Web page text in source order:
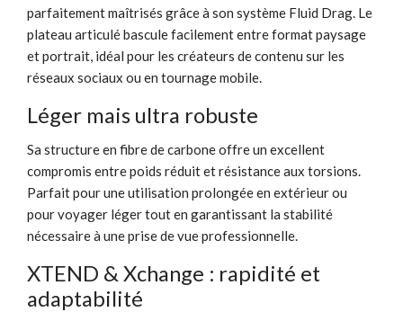
parfaitement maîtrisés grâce à son système Fluid Drag. Le
plateau articulé bascule facilement entre format paysage
et portrait, idéal pour les créateurs de contenu sur les
réseaux sociaux ou en tournage mobile.
Léger mais ultra robuste
Sa structure en fibre de carbone offre un excellent
compromis entre poids réduit et résistance aux torsions.
Parfait pour une utilisation prolongée en extérieur ou
pour voyager léger tout en garantissant la stabilité
nécessaire à une prise de vue professionnelle.
XTEND & Xchange : rapidité et
adaptabilité